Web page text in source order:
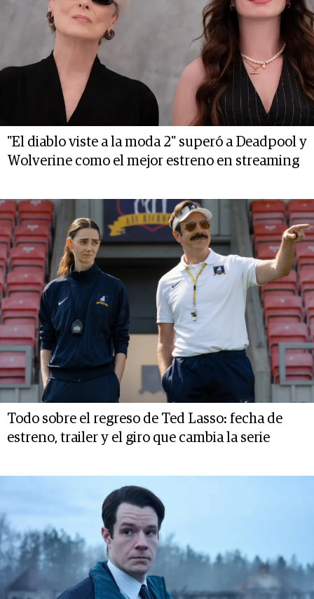
"El diablo viste a la moda 2" superó a Deadpool y
Wolverine como el mejor estreno en streaming
Todo sobre el regreso de Ted Lasso: fecha de
estreno, trailer y el giro que cambia la serie